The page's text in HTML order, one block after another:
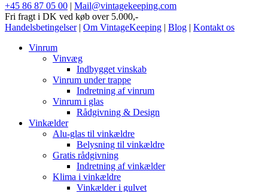
+45 86 87 05 00 | Mail@vintagekeeping.com
Fri fragt i DK ved køb over 5.000,-
Handelsbetingelser| Om VintageKeeping | Blog | Kontakt os
Vinrum
Vinvæg
Indbygget vinskab
Vinrum under trappe
Indretning af vinrum
Vinrum i glas
Rådgivning & Design
Vinkælder
Alu-glas til vinkældre
Belysning til vinkældre
Gratis rådgivning
Indretning af vinkælder
Klima i vinkældre
Vinkælder i gulvet